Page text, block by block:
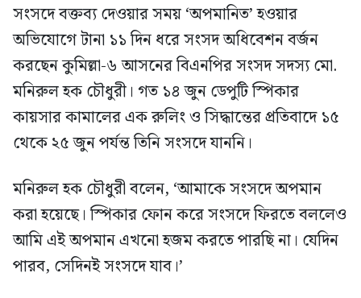
সংসদে বক্তব্য দেওয়ার সময় ‘অপমানিত’ হওয়ার
অভিযোগে টানা ১১ দিন ধরে সংসদ অধিবেশন বর্জন
করছেন কুমিল্লা-৬ আসনের বিএনপির সংসদ সদস্য মো.
মনিরুল হক চৌধুরী। গত ১৪ জুন ডেপুটি স্পিকার
কায়সার কামালের এক রুলিং ও সিদ্ধান্তের প্রতিবাদে ১৫
থেকে ২৫ জুন পর্যন্ত তিনি সংসদে যাননি।
মনিরুল হক চৌধুরী বলেন, ‘আমাকে সংসদে অপমান
করা হয়েছে। স্পিকার ফোন করে সংসদে ফিরতে বললেও
আমি এই অপমান এখনো হজম করতে পারছি না। যেদিন
পারব, সেদিনই সংসদে যাব।’